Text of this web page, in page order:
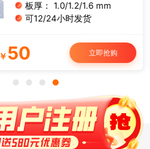
板厚： 1.0/1.2/1.6 mm
可12/24小时发货
￥ 50 立即抢购